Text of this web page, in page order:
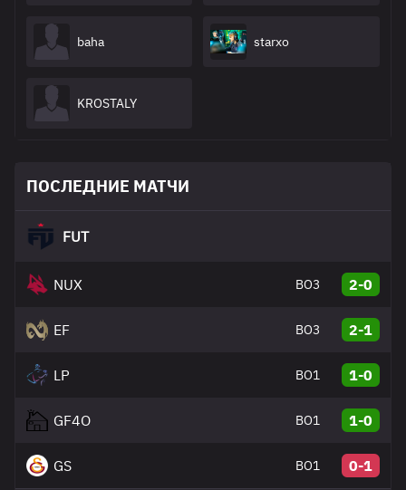
baha
KROSTALY
starxo
ПОСЛЕДНИЕ МАТЧИ
FUT
NUX BO3 2-0
EF BO3 2-1
LP BO1 1-0
GF4O BO1 1-0
GS BO1 0-1